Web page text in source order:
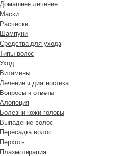
Домашнее лечение
Маски
Расчески
Шампуни
Средства для ухода
Типы волос
Уход
Витамины
Лечение и диагностика
Вопросы и ответы
Алопеция
Болезни кожи головы
Выпадение волос
Пересадка волос
Перхоть
Плазмотерапия